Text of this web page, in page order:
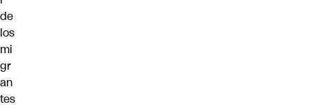
de
los
mi
gr
an
tes